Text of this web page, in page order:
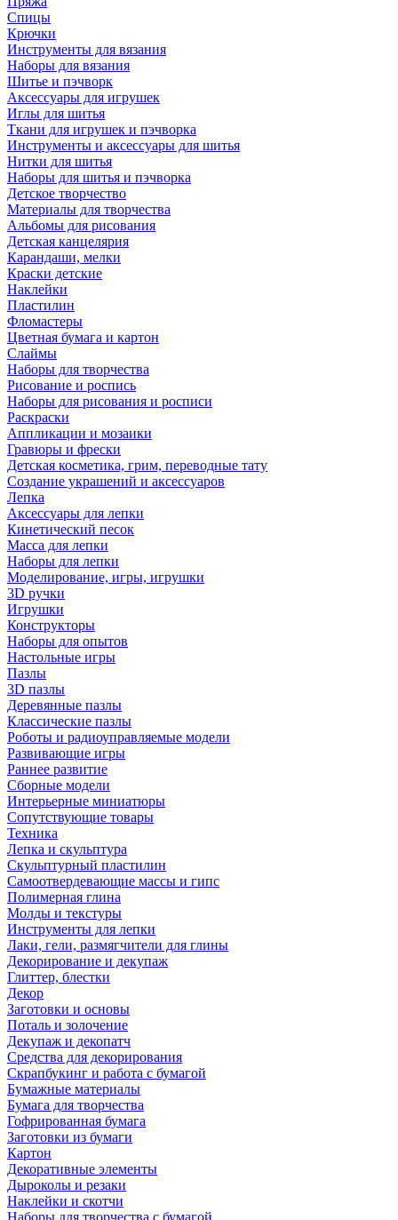
Спицы
Крючки
Инструменты для вязания
Наборы для вязания
Шитье и пэчворк
Аксессуары для игрушек
Иглы для шитья
Ткани для игрушек и пэчворка
Инструменты и аксессуары для шитья
Нитки для шитья
Наборы для шитья и пэчворка
Детское творчество
Материалы для творчества
Альбомы для рисования
Детская канцелярия
Карандаши, мелки
Краски детские
Наклейки
Пластилин
Фломастеры
Цветная бумага и картон
Слаймы
Наборы для творчества
Рисование и роспись
Наборы для рисования и росписи
Раскраски
Аппликации и мозаики
Гравюры и фрески
Детская косметика, грим, переводные тату
Создание украшений и аксессуаров
Лепка
Аксессуары для лепки
Кинетический песок
Масса для лепки
Наборы для лепки
Моделирование, игры, игрушки
3D ручки
Игрушки
Конструкторы
Наборы для опытов
Настольные игры
Пазлы
3D пазлы
Деревянные пазлы
Классические пазлы
Роботы и радиоуправляемые модели
Развивающие игры
Раннее развитие
Сборные модели
Интерьерные миниатюры
Сопутствующие товары
Техника
Лепка и скульптура
Скульптурный пластилин
Самоотвердевающие массы и гипс
Полимерная глина
Молды и текстуры
Инструменты для лепки
Лаки, гели, размягчители для глины
Декорирование и декупаж
Глиттер, блестки
Декор
Заготовки и основы
Поталь и золочение
Декупаж и декопатч
Средства для декорирования
Скрапбукинг и работа с бумагой
Бумажные материалы
Бумага для творчества
Гофрированная бумага
Заготовки из бумаги
Картон
Декоративные элементы
Дыроколы и резаки
Наклейки и скотчи
Наборы для творчества с бумагой